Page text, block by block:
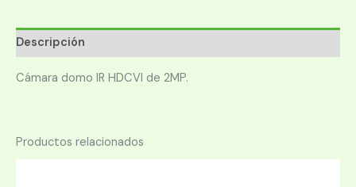
Descripción
Cámara domo IR HDCVI de 2MP.
Productos relacionados